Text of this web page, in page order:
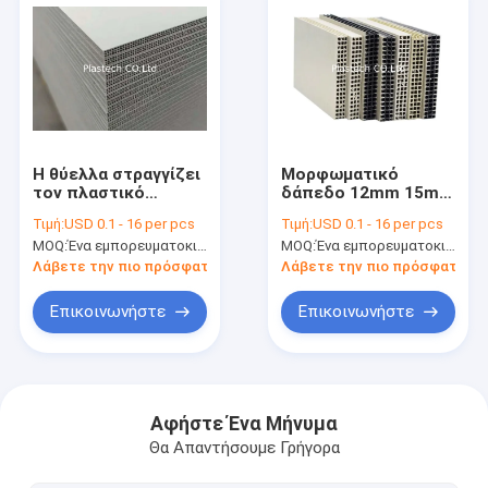
Η θύελλα στραγγίζει
τον πλαστικό
κατασκευής 15mm
PP
Τιμή:USD 0.1 - 16 per pcs
MOQ:Ένα εμπορευματοκιβώτιο 20ft
Λάβετε την πιο πρόσφατη τιμή
Επικοινωνήστε
Μορφωματικό
δάπεδο 12mm 15mm
κατασκευής PP
κοίλο πλαστικό
Τιμή:USD 0.1 - 16 per pcs
MOQ:Ένα εμπορευματοκιβώτιο 20ft
Λάβετε την πιο πρόσφατη
Επικοινωνήστε
Αφήστε Ένα Μήνυμα
Θα Απαντήσουμε Γρήγορα